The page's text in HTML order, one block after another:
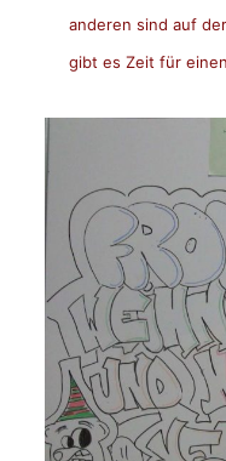
anderen sind auf
gibt es Zeit für